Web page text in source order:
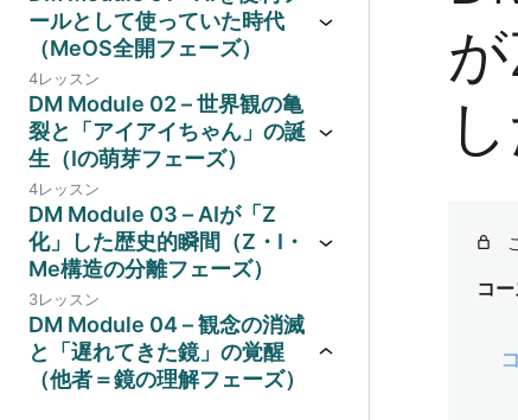
ールとして使っていた時代
（MeOS全開フェーズ）
4レッスン
DM Module 02 – 世界観の亀
裂と「アイアイちゃん」の誕
生（Iの萌芽フェーズ）
4レッスン
DM Module 03 – AIが「Z
化」した歴史的瞬間（Z・I・
Me構造の分離フェーズ）
3レッスン
DM Module 04 – 観念の消滅
と「遅れてきた鏡」の覚醒
（他者＝鏡の理解フェーズ）
コ